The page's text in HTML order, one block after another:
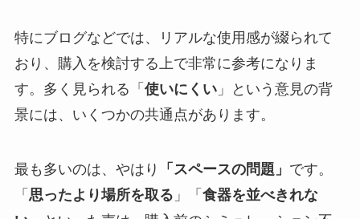
特にブログなどでは、リアルな使用感が綴られて
おり、購入を検討する上で非常に参考になりま
す。多く見られる「 使いにくい」という意見の背
景には、いくつかの共通点があります。
最も多いのは、やはり 「スペースの問題」 です。
「 思ったより場所を取る 」「 食器を並べきれな